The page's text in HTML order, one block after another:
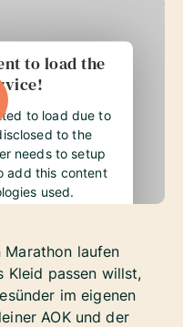
to load the
to load due to
to the
needs to setup
add this content
used.
Marathon laufen
Kleid passen willst,
im eigenen
AOK und der